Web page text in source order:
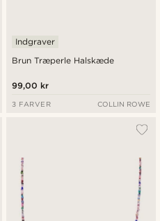
Brun Træperle Halskæde
Indgraver
99,00 kr
3 FARVER COLLIN ROWE